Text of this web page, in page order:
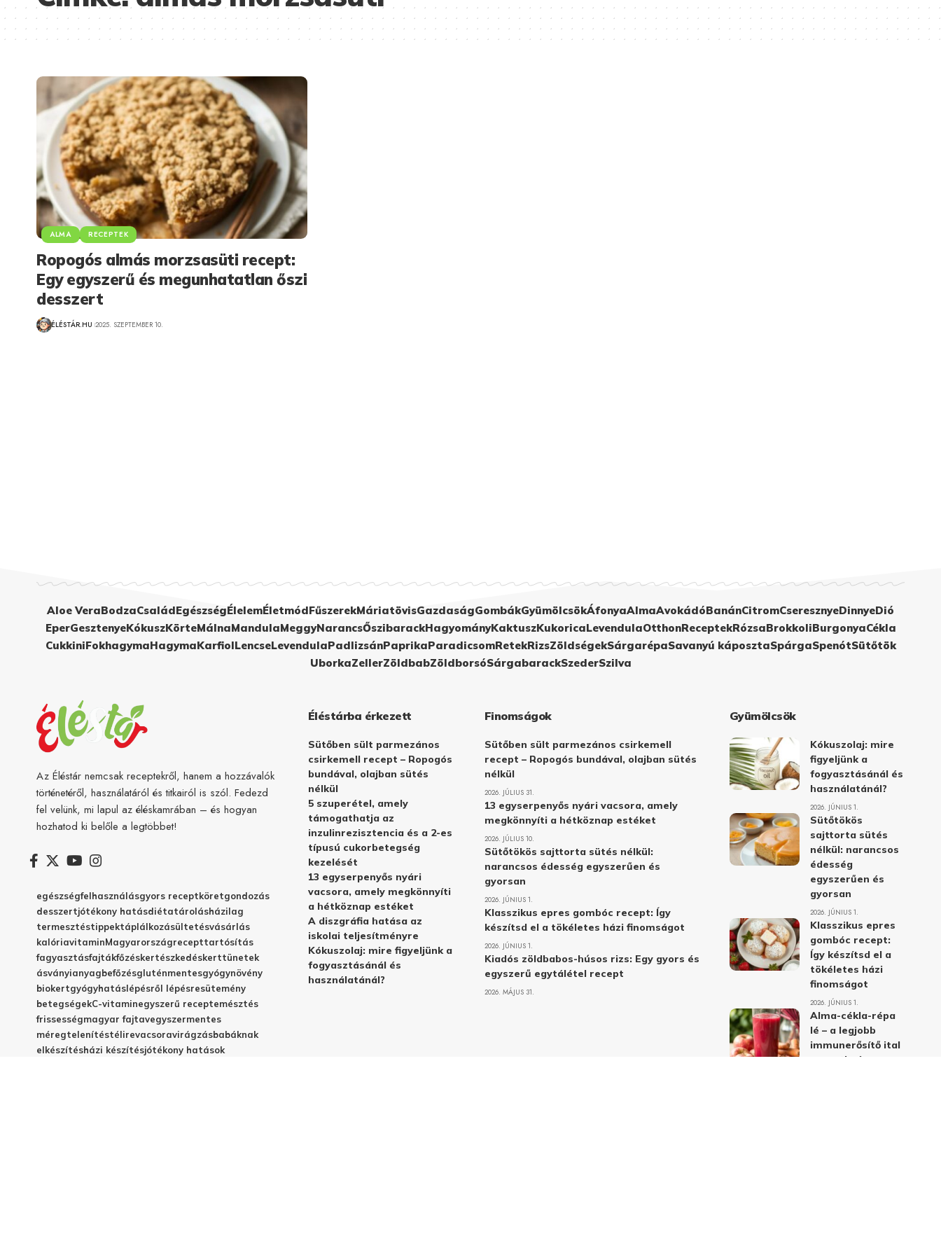
ALMA RECEPTEK
Ropogós almás morzsasüti recept:
Egy egyszerű és megunhatatlan őszi
desszert
ÉLÉSTÁR.HU 2025. SZEPTEMBER 10.
Aloe VeraBodzaCsaládEgészségÉlelemÉletmódFűszerekMáriatövisGazdaságGombákGyümölcsökÁfonyaAlmaAvokádóBanánCitromCseresznyeDinnyeDió
EperGesztenyeKókuszKörteMálnaMandulaMeggyNarancsŐszibarackHagyományKaktuszKukoricaLevendulaOtthonReceptekRózsaBrokkoliBurgonyaCékla
CukkiniFokhagymaHagymaKarfiolLencseLevendulaPadlizsánPaprikaParadicsomRetekRizsZöldségekSárgarépaSavanyú káposztaSpárgaSpenótSütőtök
UborkaZellerZöldbabZöldborsóSárgabarackSzederSzilva
Az Éléstár nemcsak receptekről, hanem a hozzávalók
történetéről, használatáról és titkairól is szól. Fedezd
fel velünk, mi lapul az éléskamrában – és hogyan
hozhatod ki belőle a legtöbbet!
egészségfelhasználásgyors receptköretgondozás
desszertjótékony hatásdiétatárolásházilag
termesztéstippektáplálkozásültetésvásárlás
kalóriavitaminMagyarországrecepttartósítás
fagyasztásfajtákfőzéskertészkedéskerttünetek
ásványianyagbefőzésgluténmentesgyógynövény
biokertgyógyhatáslépésről lépésresütemény
betegségekC-vitaminegyszerű receptemésztés
frissességmagyar fajtavegyszermentes
méregtelenítéstélirevacsoravirágzásbabáknak
elkészítésházi készítésjótékony hatások
Éléstárba érkezett
Sütőben sült parmezános
csirkemell recept – Ropogós
bundával, olajban sütés
nélkül
5 szuperétel, amely
támogathatja az
inzulinrezisztencia és a 2-es
típusú cukorbetegség
kezelését
13 egyserpenyős nyári
vacsora, amely megkönnyíti
a hétköznap estéket
A diszgráfia hatása az
iskolai teljesítményre
Kókuszolaj: mire figyeljünk a
fogyasztásánál és
használatánál?
Finomságok
Sütőben sült parmezános csirkemell
recept – Ropogós bundával, olajban sütés
nélkül
2026. JÚLIUS 31.
13 egyserpenyős nyári vacsora, amely
megkönnyíti a hétköznap estéket
2026. JÚLIUS 10.
Sütőtökös sajttorta sütés nélkül:
narancsos édesség egyszerűen és
gyorsan
2026. JÚNIUS 1.
Klasszikus epres gombóc recept: Így
készítsd el a tökéletes házi finomságot
2026. JÚNIUS 1.
Kiadós zöldbabos-húsos rizs: Egy gyors és
egyszerű egytálétel recept
2026. MÁJUS 31.
Gyümölcsök
Kókuszolaj: mire
figyeljünk a
fogyasztásánál és
használatánál?
2026. JÚNIUS 1.
Sütőtökös
sajttorta sütés
nélkül: narancsos
édesség
egyszerűen és
gyorsan
2026. JÚNIUS 1.
Klasszikus epres
gombóc recept:
Így készítsd el a
tökéletes házi
finomságot
2026. JÚNIUS 1.
Alma-cékla-répa
lé – a legjobb
immunerősítő ital
receptje és